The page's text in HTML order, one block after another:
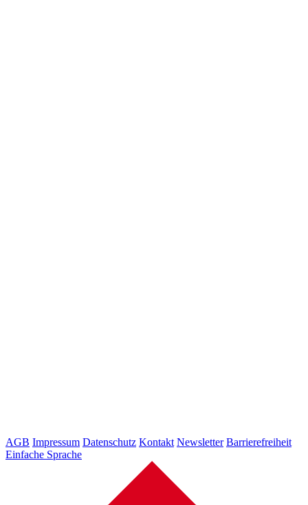
AGB Impressum Datenschutz Kontakt Newsletter Barrierefreiheit
Einfache Sprache